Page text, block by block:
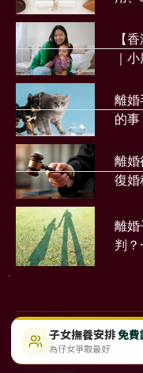
子女撫養安排免費
為仔女爭取最好
【
｜
離婚
的事
離婚
復婚
離婚
判
©2023